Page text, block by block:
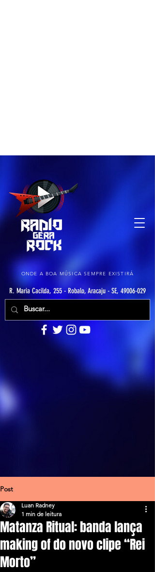
ONDE A BOA MÚSICA SEMPRE EXISTIRÁ
R. Maria Cacilda, 255 - Robalo, Aracaju - SE, 49006-029
Post
Matanza Ritual: banda lança
making of do novo clipe “Rei
Morto”
Luan Radney
1 min de leitura